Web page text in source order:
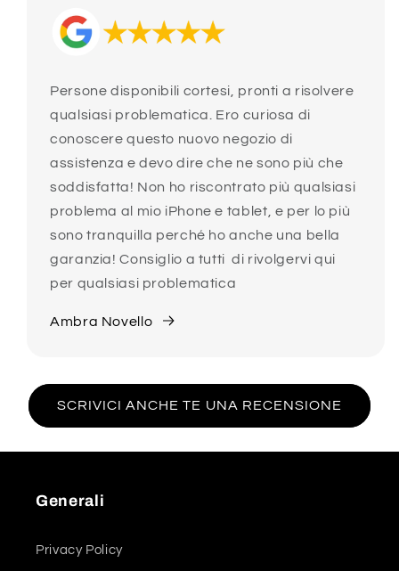
Persone disponibili cortesi, pronti a risolvere
qualsiasi problematica. Ero curiosa di
conoscere questo nuovo negozio di
assistenza e devo dire che ne sono più che
soddisfatta! Non ho riscontrato più qualsiasi
problema al mio iPhone e tablet, e per lo più
sono tranquilla perché ho anche una bella
garanzia! Consiglio a tutti di rivolgervi qui
per qualsiasi problematica
Ambra Novello
SCRIVICI ANCHE TE UNA RECENSIONE
Generali
Privacy Policy